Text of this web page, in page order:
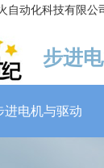
自动化科技有限公
步进
进电机与驱动